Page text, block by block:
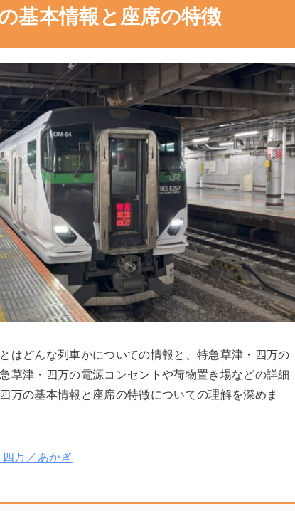
基本情報と座席の特徴
はどんな列車かについての情報と、特急草津・四万の
草津・四万の電源コンセントや荷物置き場などの詳細
万の基本情報と座席の特徴についての理解を深めま
四万／あかぎ